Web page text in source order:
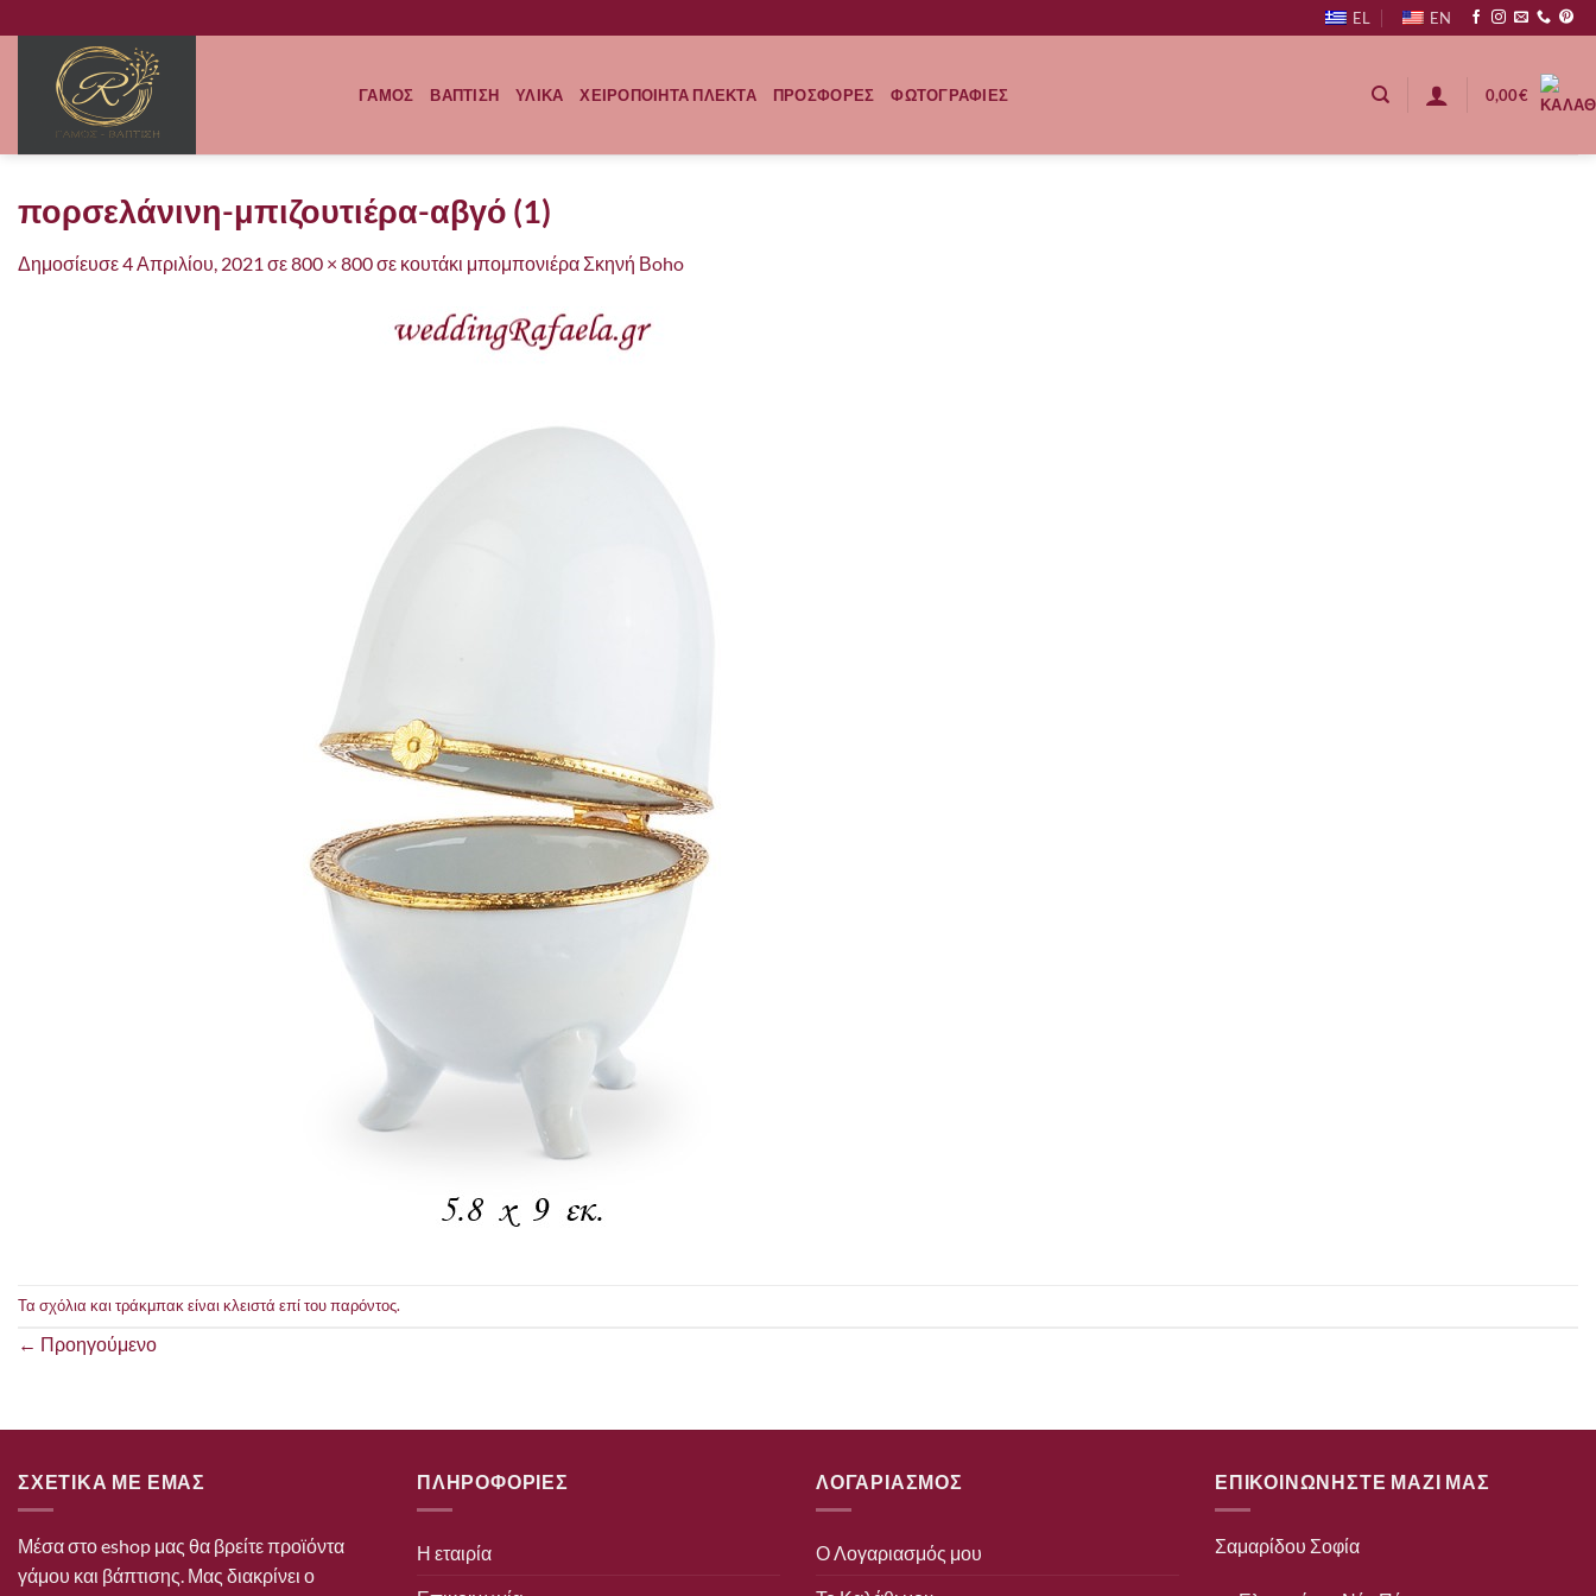
στο
περιεχόμενο
EL EN
ΓΑΜΟΣ ΒΑΠΤΙΣΗ ΥΛΙΚΑ ΧΕΙΡΟΠΟΙΗΤΑ ΠΛΕΚΤΑ ΠΡΟΣΦΟΡΕΣ ΦΩΤΟΓΡΑΦΙΕΣ 0,00€
πορσελάνινη-μπιζουτιέρα-αβγό (1)
Δημοσίευσε4 Απριλίου, 2021 σε800 × 800σε κουτάκι μπομπονιέρα Σκηνή Βoho
Τα σχόλια και τράκμπακ είναι κλειστά επί του παρόντος.
← Προηγούμενο
ΣΧΕΤΙΚΑ ΜΕ ΕΜΑΣ
Μέσα στο eshop μας θα βρείτε προϊόντα
γάμου και βάπτισης. Μας διακρίνει ο
ΠΛΗΡΟΦΟΡΙΕΣ
Η εταιρία
ΛΟΓΑΡΙΑΣΜΟΣ
Ο Λογαριασμός μου
ΕΠΙΚΟΙΝΩΝΗΣΤΕ ΜΑΖΙ ΜΑΣ
Σαμαρίδου Σοφία